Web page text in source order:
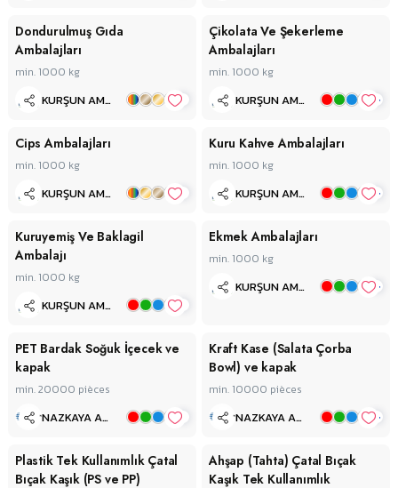
Dondurulmuş Gıda
Ambalajları
min. 1000 kg
KURŞUN AMBALAJ +
Çikolata Ve Şekerleme
Ambalajları
min. 1000 kg
KURŞUN AMBALAJ +
Cips Ambalajları
min. 1000 kg
KURŞUN AMBALAJ +
Kuru Kahve Ambalajları
min. 1000 kg
KURŞUN AMBALAJ +
Kuruyemiş Ve Baklagil
Ambalajı
min. 1000 kg
KURŞUN AMBALAJ +
Ekmek Ambalajları
min. 1000 kg
KURŞUN AMBALAJ +
PET Bardak Soğuk İçecek ve
kapak
min. 20000 pièces
NAZKAYA AMBALAJ PACKAGING +
Kraft Kase (Salata Çorba
Bowl) ve kapak
min. 10000 pièces
NAZKAYA AMBALAJ PACKAGING +
Plastik Tek Kullanımlık Çatal
Bıçak Kaşık (PS ve PP)
Ahşap (Tahta) Çatal Bıçak
Kaşık Tek Kullanımlık